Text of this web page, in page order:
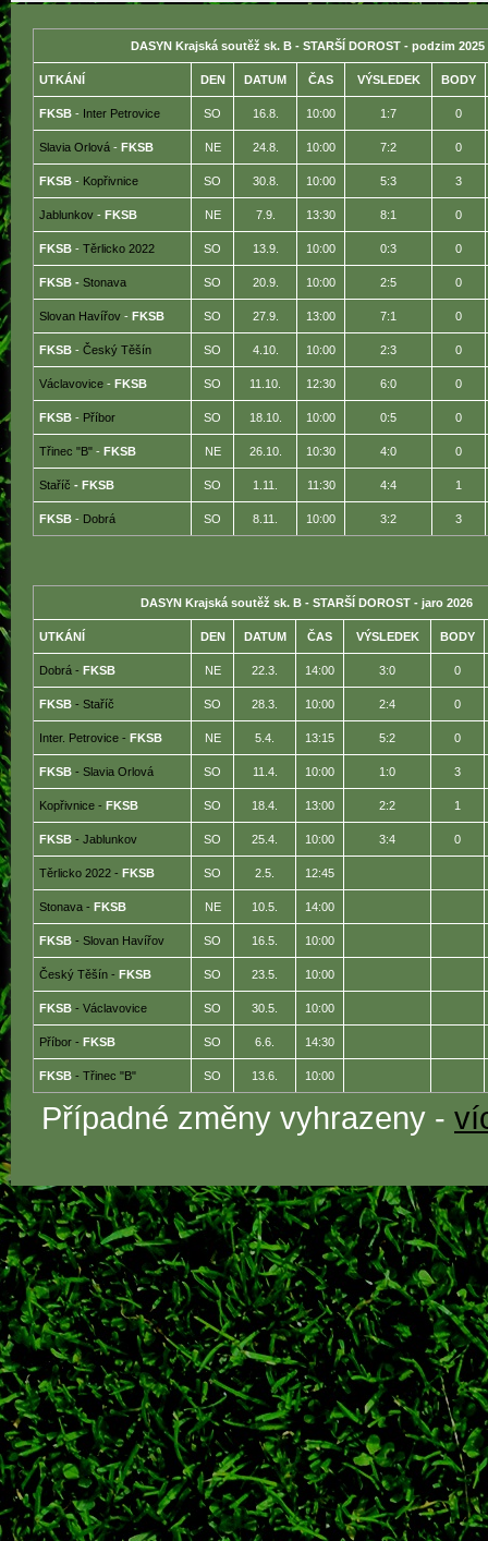
DASYN Krajská soutěž sk. B - STARŠÍ DOROST - podzim 2025
UTKÁNÍ DEN DATUM ČAS VÝSLEDEK BODY
FKSB - Inter Petrovice SO 16.8. 10:00 1:7 0
Slavia Orlová - FKSB NE 24.8. 10:00 7:2 0
FKSB - Kopřivnice SO 30.8. 10:00 5:3 3
Jablunkov - FKSB NE 7.9. 13:30 8:1 0
FKSB - Těrlicko 2022 SO 13.9. 10:00 0:3 0
FKSB - Stonava SO 20.9. 10:00 2:5 0
Slovan Havířov - FKSB SO 27.9. 13:00 7:1 0
FKSB - Český Těšín SO 4.10. 10:00 2:3 0
Václavovice - FKSB SO 11.10. 12:30 6:0 0
FKSB - Příbor SO 18.10. 10:00 0:5 0
Třinec "B" - FKSB NE 26.10. 10:30 4:0 0
Staříč - FKSB SO 1.11. 11:30 4:4 1
FKSB - Dobrá SO 8.11. 10:00 3:2 3
DASYN Krajská soutěž sk. B - STARŠÍ DOROST - jaro 2026
UTKÁNÍ DEN DATUM ČAS VÝSLEDEK BODY
Dobrá - FKSB NE 22.3. 14:00 3:0 0
FKSB - Staříč SO 28.3. 10:00 2:4 0
Inter. Petrovice - FKSB NE 5.4. 13:15 5:2 0
FKSB - Slavia Orlová SO 11.4. 10:00 1:0 3
Kopřivnice - FKSB SO 18.4. 13:00 2:2 1
FKSB - Jablunkov SO 25.4. 10:00 3:4 0
Těrlicko 2022 - FKSB SO 2.5. 12:45
Stonava - FKSB NE 10.5. 14:00
FKSB - Slovan Havířov SO 16.5. 10:00
Český Těšín - FKSB SO 23.5. 10:00
FKSB - Václavovice SO 30.5. 10:00
Příbor - FKSB SO 6.6. 14:30
FKSB - Třinec "B" SO 13.6. 10:00
Případné změny vyhrazeny -